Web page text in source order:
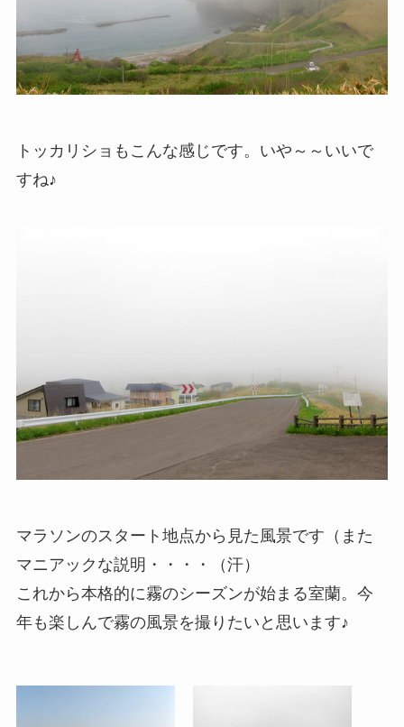
トッカリショもこんな感じです。いや～～いいで
すね♪
マラソンのスタート地点から見た風景です（また
マニアックな説明・・・・（汗）
これから本格的に霧のシーズンが始まる室蘭。今
年も楽しんで霧の風景を撮りたいと思います♪